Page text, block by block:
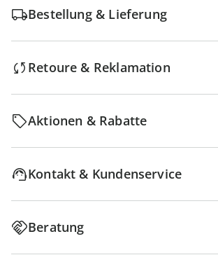
Bestellung & Lieferung
Retoure & Reklamation
Aktionen & Rabatte
Kontakt & Kundenservice
Beratung